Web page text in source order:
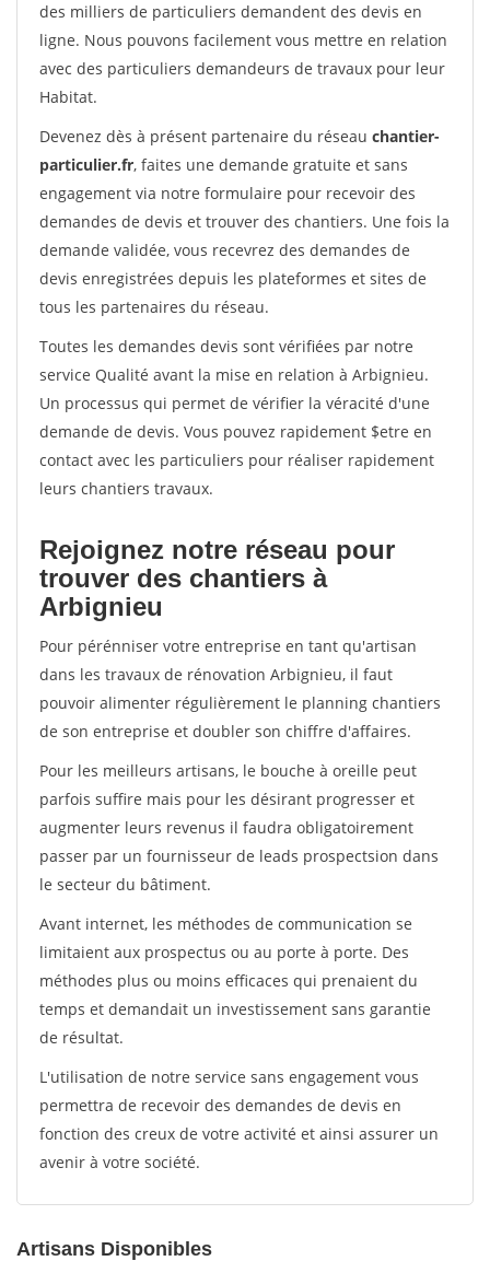
des milliers de particuliers demandent des devis en
ligne. Nous pouvons facilement vous mettre en relation
avec des particuliers demandeurs de travaux pour leur
Habitat.
Devenez dès à présent partenaire du réseau chantier-
particulier.fr, faites une demande gratuite et sans
engagement via notre formulaire pour recevoir des
demandes de devis et trouver des chantiers. Une fois la
demande validée, vous recevrez des demandes de
devis enregistrées depuis les plateformes et sites de
tous les partenaires du réseau.
Toutes les demandes devis sont vérifiées par notre
service Qualité avant la mise en relation à Arbignieu.
Un processus qui permet de vérifier la véracité d'une
demande de devis. Vous pouvez rapidement $etre en
contact avec les particuliers pour réaliser rapidement
leurs chantiers travaux.
Rejoignez notre réseau pour
trouver des chantiers à
Arbignieu
Pour pérénniser votre entreprise en tant qu'artisan
dans les travaux de rénovation Arbignieu, il faut
pouvoir alimenter régulièrement le planning chantiers
de son entreprise et doubler son chiffre d'affaires.
Pour les meilleurs artisans, le bouche à oreille peut
parfois suffire mais pour les désirant progresser et
augmenter leurs revenus il faudra obligatoirement
passer par un fournisseur de leads prospectsion dans
le secteur du bâtiment.
Avant internet, les méthodes de communication se
limitaient aux prospectus ou au porte à porte. Des
méthodes plus ou moins efficaces qui prenaient du
temps et demandait un investissement sans garantie
de résultat.
L'utilisation de notre service sans engagement vous
permettra de recevoir des demandes de devis en
fonction des creux de votre activité et ainsi assurer un
avenir à votre société.
Artisans Disponibles